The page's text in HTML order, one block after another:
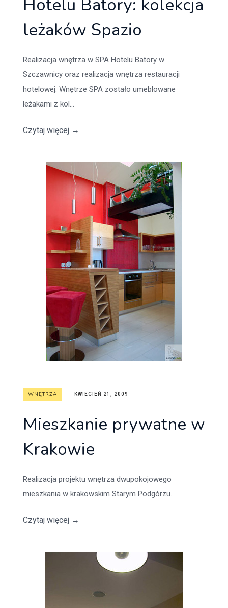
Hotelu Batory: kolekcja
leżaków Spazio
Realizacja wnętrza w SPA Hotelu Batory w
Szczawnicy oraz realizacja wnętrza restauracji
hotelowej. Wnętrze SPA zostało umeblowane
leżakami z kol...
Czytaj więcej →
WNĘTRZA KWIECIEŃ 21, 2009
Mieszkanie prywatne w
Krakowie
Realizacja projektu wnętrza dwupokojowego
mieszkania w krakowskim Starym Podgórzu.
Czytaj więcej →